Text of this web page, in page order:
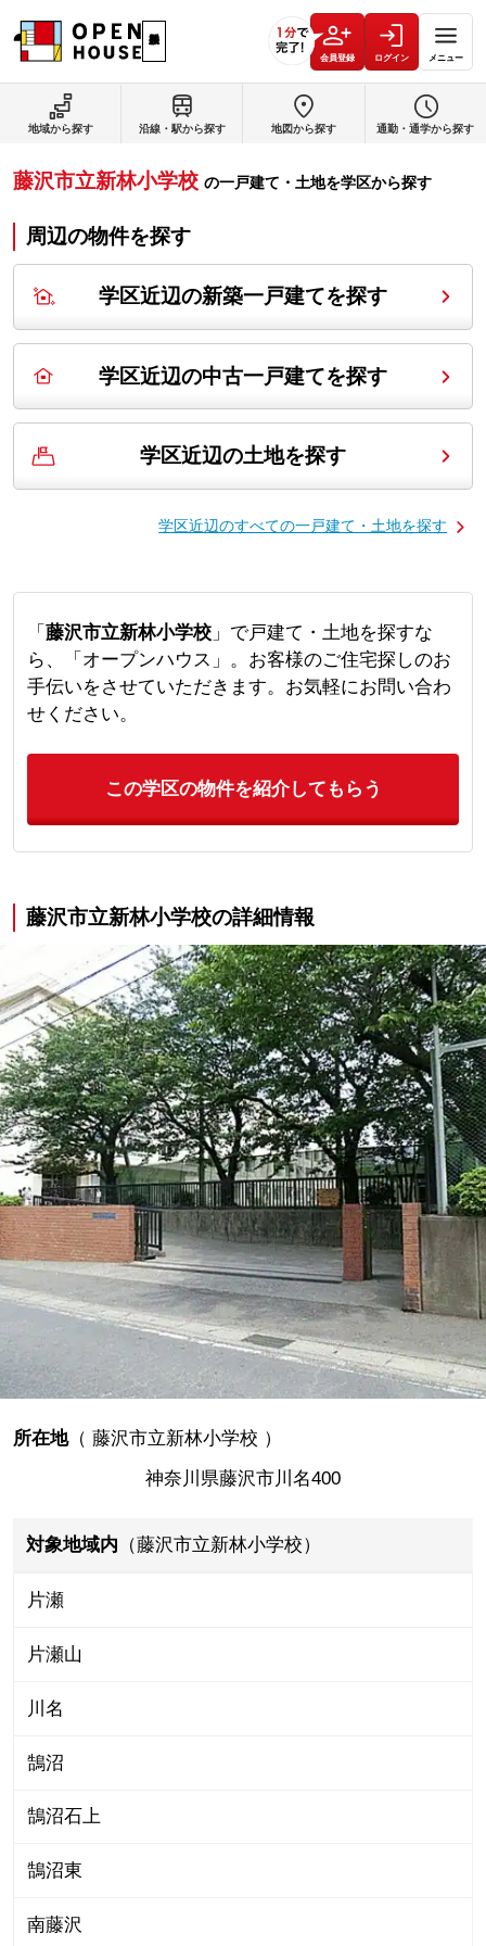
会員登録 ログイン メニュー
地域から探す 沿線・駅から探す 地図から探す 通勤・通学から探す
藤沢市立新林小学校 の一戸建て・土地を学区から探す
周辺の物件を探す
学区近辺の新築一戸建てを探す
学区近辺の中古一戸建てを探す
学区近辺の土地を探す
学区近辺のすべての一戸建て・土地を探す
「 藤沢市立新林小学校」で戸建て・土地を探すな
ら、「オープンハウス」。お客様のご住宅探しのお
手伝いをさせていただきます。お気軽にお問い合わ
せください。
この学区の物件を紹介してもらう
藤沢市立新林小学校の詳細情報
所在地（ 藤沢市立新林小学校 ）
神奈川県藤沢市川名400
対象地域内 （藤沢市立新林小学校）
片瀬
片瀬山
川名
鵠沼
鵠沼石上
鵠沼東
南藤沢